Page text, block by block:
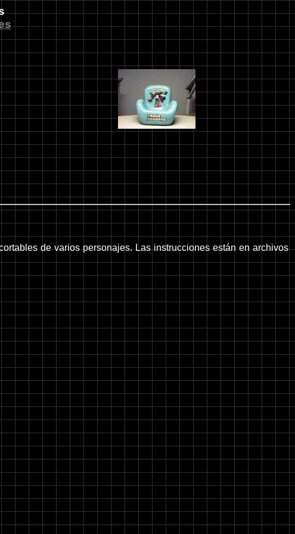
de varios personajes. Las instrucciones están en archivos